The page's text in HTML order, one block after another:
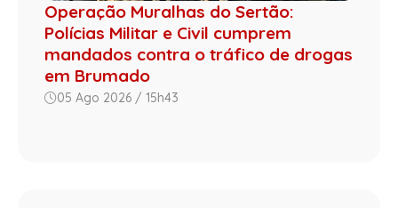
Operação Muralhas do Sertão:
Polícias Militar e Civil cumprem
mandados contra o tráfico de drogas
em Brumado
05 Ago 2026 / 15h43